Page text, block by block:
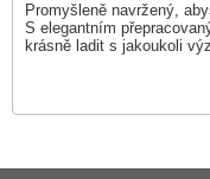
Promyšleně navržený,
S elegantním
krásně ladit s jakoukoli